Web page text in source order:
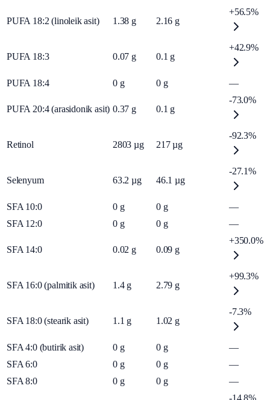
PUFA 18:2 (linoleik asit) 1.38 g 2.16 g
+56.5%
PUFA 18:3 0.07 g 0.1 g
+42.9%
PUFA 18:4 0 g 0 g —
PUFA 20:4 (arasidonik asit) 0.37 g 0.1 g
-73.0%
Retinol 2803 µg 217 µg
-92.3%
Selenyum 63.2 µg 46.1 µg
-27.1%
SFA 10:0 0 g 0 g
—
SFA 12:0
0 g 0 g —
SFA 14:0 0.02 g 0.09 g
+350.0%
SFA 16:0 (palmitik asit) 1.4 g 2.79 g
+99.3%
SFA 18:0 (stearik asit) 1.1 g 1.02 g
-7.3%
SFA 4:0 (butirik asit) 0 g 0 g
—
SFA 6:0
0 g 0 g
—
SFA 8:0
0 g 0 g
—